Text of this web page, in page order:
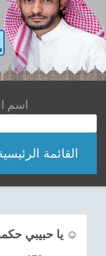
القائمة
يا حبيبي حكمت شبل الدواسر ☺️